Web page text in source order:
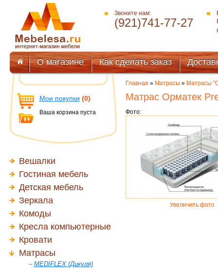
Звоните нам:
(921)741-77-27
О магазине Как сделать заказ
Мои покупки (0)
Ваша корзина пуста
Вешалки
Гостиная мебель
Детская мебель
Зеркала
Комоды
Кресла компьютерные
Кровати
Матрасы
– MEDIFLEX (Дикуля)
Главная » Матрасы » Матрасы
Матрас Орматек
Фото:
Увеличить фото